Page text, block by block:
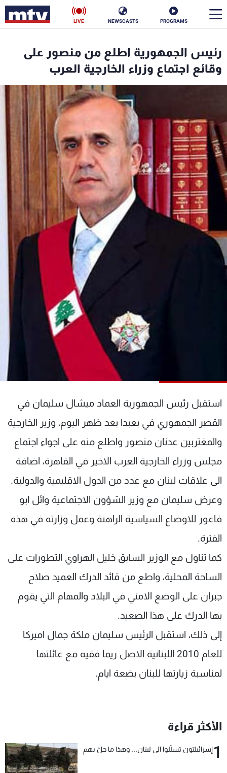
PROGRAMS
NEWSCASTS
LIVE
رئيس الجمهورية اطلع من منصور على
وقائع اجتماع وزراء الخارجية العرب
استقبل رئيس الجمهورية العماد ميشال سليمان في
القصر الجمهوري في بعبدا بعد ظهر اليوم، وزير الخارجية
والمغتربين عدنان منصور واطلع منه على اجواء اجتماع
مجلس وزراء الخارجية العرب الاخير في القاهرة، اضافة
الى علاقات لبنان مع عدد من الدول الاقليمية والدولية.
وعرض سليمان مع وزير الشؤون الاجتماعية وائل ابو
فاعور للاوضاع السياسية الراهنة وعمل وزارته في هذه
الفترة.
كما تناول مع الوزير السابق خليل الهراوي التطورات على
الساحة المحلية، واطع من قائد الدرك العميد صلاح
جبران على الوضع الامني في البلاد والمهام التي يقوم
بها الدرك على هذا الصعيد.
إلى ذلك، استقبل الرئيس سليمان ملكة جمال اميركا
للعام 2010 اللبنانية الاصل ريما فقيه مع عائلتها
لمناسبة زيارتها للبنان بضعة ايام.
الأكثر قراءة
1إسرائيليّون تسلّلوا الى لبنان... وهذا ما حلّ بهم
الأخبار
ناس
إقتصاد
منوعات رياضة
كأس العالم
البرامج
جدول البرامج
شاهد البرامج
الترددات
شروط الإسـتخدام
سياسة الخصوصية